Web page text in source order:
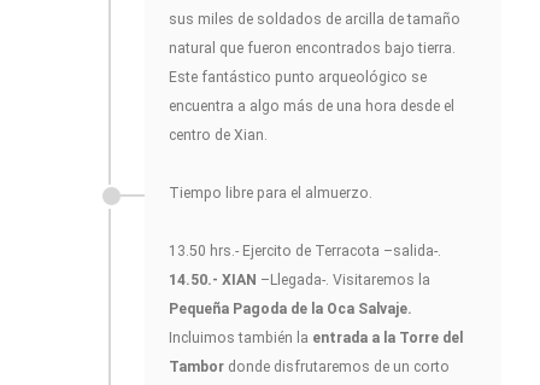
sus miles de soldados de arcilla de tamaño
natural que fueron encontrados bajo tierra.
Este fantástico punto arqueológico se
encuentra a algo más de una hora desde el
centro de Xian.
Tiempo libre para el almuerzo.
13.50 hrs.- Ejercito de Terracota –salida-.
14.50.- XIAN –Llegada-. Visitaremos la
Pequeña Pagoda de la Oca Salvaje.
Incluimos también la entrada a la Torre del
Tambor donde disfrutaremos de un corto